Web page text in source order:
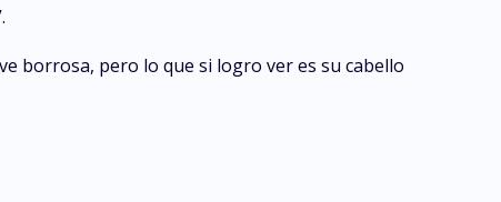
borrosa, pero lo que si logro ver es su cabello